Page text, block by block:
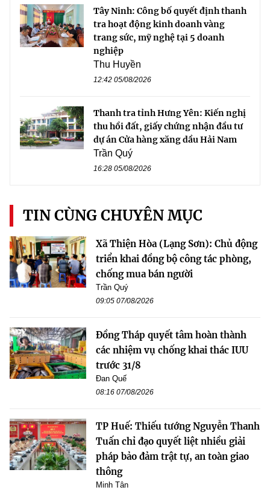
Tây Ninh: Công bố quyết định thanh
tra hoạt động kinh doanh vàng
trang sức, mỹ nghệ tại 5 doanh
nghiệp
Thu Huyền
12:42 05/08/2026
Thanh tra tỉnh Hưng Yên: Kiến nghị
thu hồi đất, giấy chứng nhận đầu tư
dự án Cửa hàng xăng dầu Hải Nam
Trần Quý
16:28 05/08/2026
TIN CÙNG CHUYÊN MỤC
Xã Thiện Hòa (Lạng Sơn): Chủ động
triển khai đồng bộ công tác phòng,
chống mua bán người
Trần Quý
09:05 07/08/2026
Đồng Tháp quyết tâm hoàn thành
các nhiệm vụ chống khai thác IUU
trước 31/8
Đan Quế
08:16 07/08/2026
TP Huế: Thiếu tướng Nguyễn Thanh
Tuấn chỉ đạo quyết liệt nhiều giải
pháp bảo đảm trật tự, an toàn giao
thông
Minh Tân